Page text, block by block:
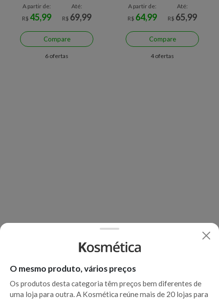
A partir de:
R$45,99
Até:
R$ 69,99
Compare
6 ofertas
A partir de:
R$ 64,99
Até:
R$ 65,99
Compare
4 ofertas
O mesmo produto, vários preços
Os produtos desta categoria têm preços bem diferentes de
uma loja para outra. A Kosmética reúne mais de 20 lojas para